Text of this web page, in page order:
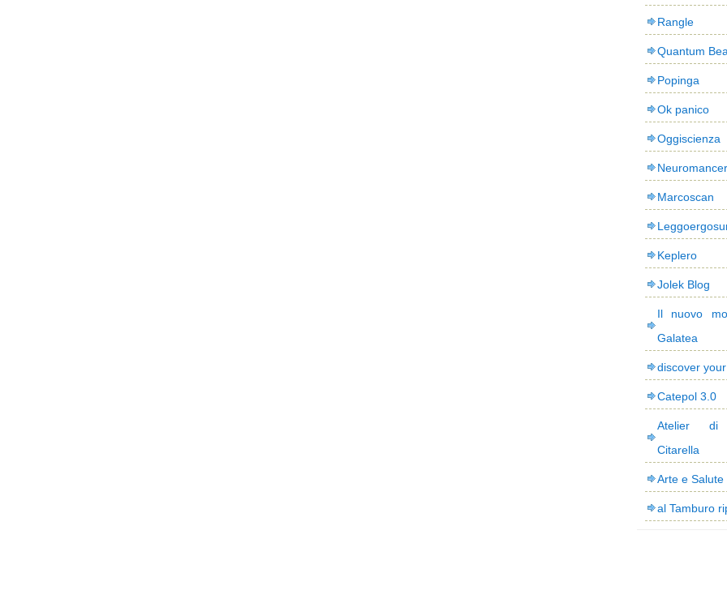
Rangle
Quantum
Popinga
Ok panico
Oggiscienza
Neuromancer
Marcoscan
Keplero
Jolek Blog
Il nuovo
Galatea
discover
Catepol 3.0
Atelier di
Citarella
Arte e Salute
al Tamburo